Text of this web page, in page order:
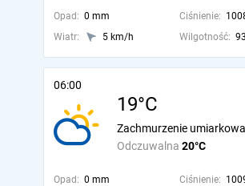
Opad: 0 mm Ciśnienie:
Wiatr:
5 km/h Wilgotność:
06:00
19°C
Odczuwalna 20°C
Zachmurzenie
Opad: 0 mm Ciśnienie: